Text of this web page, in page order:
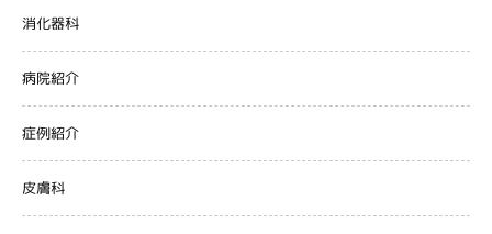
消化器科
病院紹介
症例紹介
皮膚科